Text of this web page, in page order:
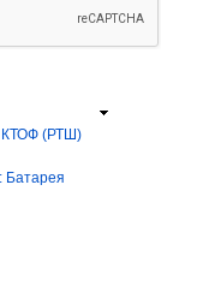
КТОФ (РТШ)
Батарея